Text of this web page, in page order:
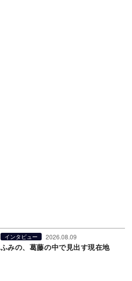
インタビュー 2026.08.09
ふみの、葛藤の中で見出す現在地